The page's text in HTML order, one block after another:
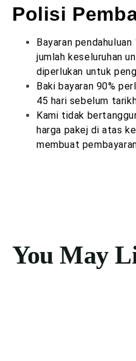
Polisi
Bayaran
jumlah keseluruhan
diperlukan untuk
Baki bayaran 90%
45 hari sebelum
Kami tidak
harga pakej di atas
membuat
You May